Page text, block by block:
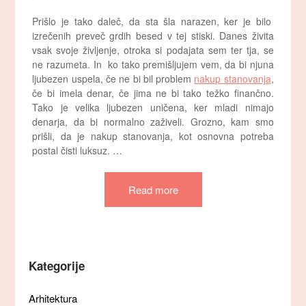
Prišlo je tako daleč, da sta šla narazen, ker je bilo
izrečenih preveč grdih besed v tej stiski. Danes živita
vsak svoje življenje, otroka si podajata sem ter tja, se
ne razumeta. In ko tako premišljujem vem, da bi njuna
ljubezen uspela, če ne bi bil problem nakup stanovanja,
če bi imela denar, če jima ne bi tako težko finančno.
Tako je velika ljubezen uničena, ker mladi nimajo
denarja, da bi normalno zaživeli. Grozno, kam smo
prišli, da je nakup stanovanja, kot osnovna potreba
postal čisti luksuz. …
Read more
Kategorije
Arhitektura